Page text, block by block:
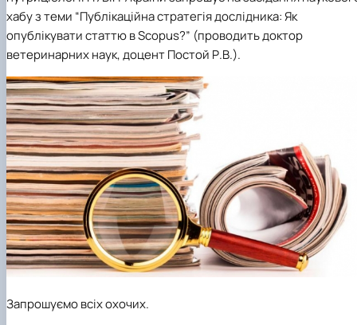
хабу з теми “Публікаційна стратегія дослідника: Як
опублікувати статтю в Scopus?” (проводить доктор
ветеринарних наук, доцент Постой Р.В.).
Запрошуємо всіх охочих.